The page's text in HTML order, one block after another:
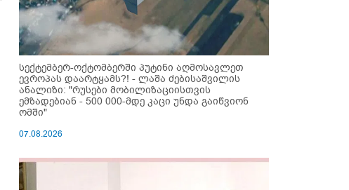
სექტემბერ-ოქტომბერში პუტინი აღმოსავლეთ
ევროპას დაარტყამს?! - ლაშა ძებისაშვილის
ანალიზი: "რუსები მობი­ლიზაციისთვის
ემზადებიან - 500 000-მდე კაცი უნდა გაიწვიონ
ომში"
07.08.2026